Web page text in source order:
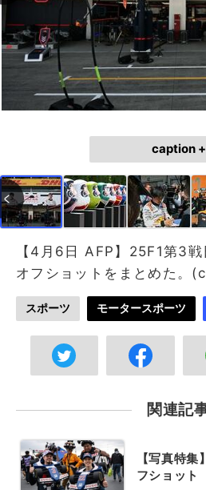
caption +
成中
【4月6日 AFP】25F1第3
オフショットをまとめた。
スポーツ モータースポーツ
関連記
【写真特
フショット